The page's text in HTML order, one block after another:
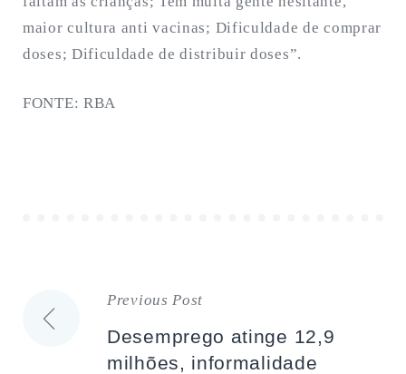
maior cultura anti vacinas; Dificuldade de comprar
doses; Dificuldade de distribuir doses”.
FONTE: RBA
Navegação
Previous Post
Desemprego atinge 12,9
milhões, informalidade